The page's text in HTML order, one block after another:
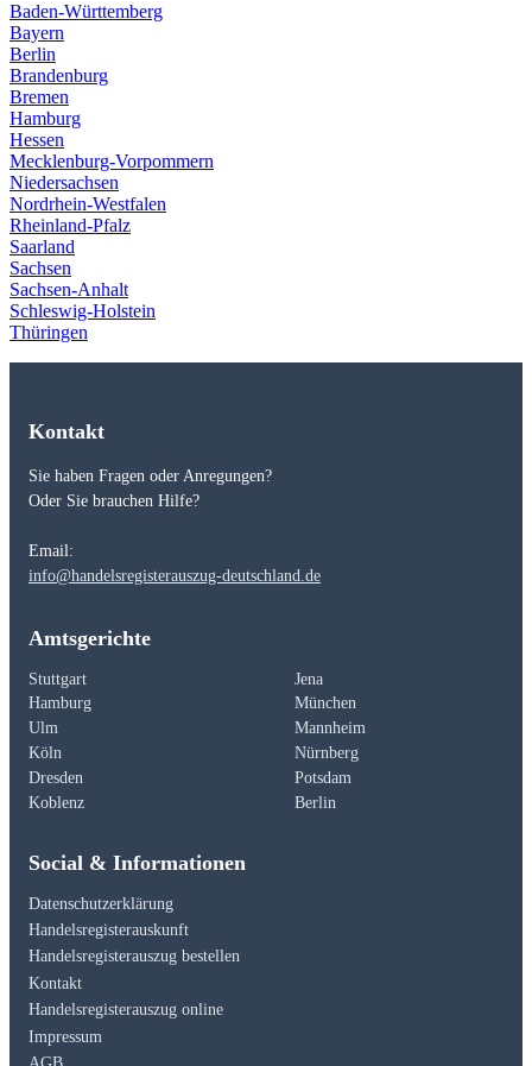
Baden-Württemberg
Bayern
Berlin
Brandenburg
Bremen
Hamburg
Hessen
Mecklenburg-Vorpommern
Niedersachsen
Nordrhein-Westfalen
Rheinland-Pfalz
Saarland
Sachsen
Sachsen-Anhalt
Schleswig-Holstein
Thüringen
Kontakt
Sie haben Fragen oder Anregungen?
Oder Sie brauchen Hilfe?
Email:
info@handelsregisterauszug-deutschland.de
Amtsgerichte
Stuttgart
Jena
Hamburg
München
Ulm
Mannheim
Köln
Nürnberg
Dresden
Potsdam
Koblenz
Berlin
Social & Informationen
Datenschutzerklärung
Handelsregisterauskunft
Handelsregisterauszug bestellen
Kontakt
Handelsregisterauszug online
Impressum